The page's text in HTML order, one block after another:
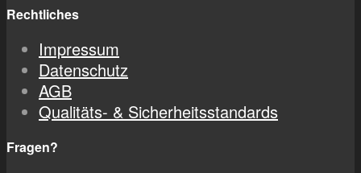
Rechtliches
Impressum
Datenschutz
AGB
Qualitäts- & Sicherheitsstandards
Fragen?